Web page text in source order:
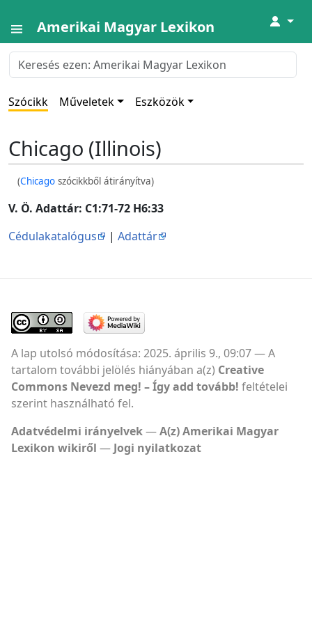
Amerikai Magyar Lexikon ↓
Szócikk Műveletek Eszközök
Chicago (Illinois)
(Chicago szócikkből átirányítva)
V. Ö. Adattár: C1:71-72 H6:33
Cédulakatalógus
| Adattár
A lap utolsó módosítása: 2025. április 9., 09:07
A
tartalom további jelölés hiányában a(z) Creative
Commons Nevezd meg! – Így add tovább! feltételei
szerint használható fel.
Adatvédelmi irányelvek
A(z) Amerikai Magyar
Lexikon wikiről
Jogi nyilatkozat